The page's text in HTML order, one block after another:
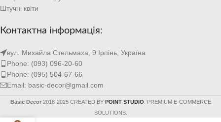
Штучні квіти
Контактна інформація:
вул. Михайла Стельмаха, 9 Ірпінь, Україна
Phone: (093) 096-20-60
Phone: (095) 504-67-66
Email: basic-decor@gmail.com
Basic Decor 2018-2025 CREATED BY POINT STUDIO . PREMIUM E-COMMERCE
SOLUTIONS.